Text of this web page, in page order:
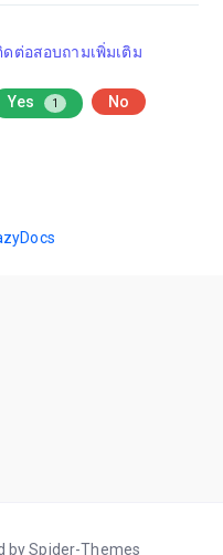
ดต่อสอบถามเพิ่มเติม
Yes 1 No
by Spider-Themes